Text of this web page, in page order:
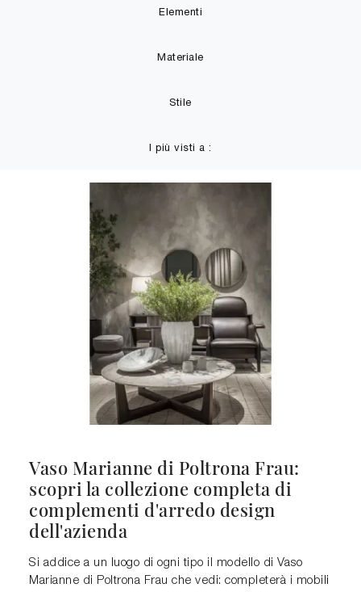
Elementi
Materiale
Stile
I più visti a :
Vaso Marianne di Poltrona Frau:
scopri la collezione completa di
complementi d'arredo design
dell'azienda
Si addice a un luogo di ogni tipo il modello di Vaso
Marianne di Poltrona Frau che vedi: completerà i mobili